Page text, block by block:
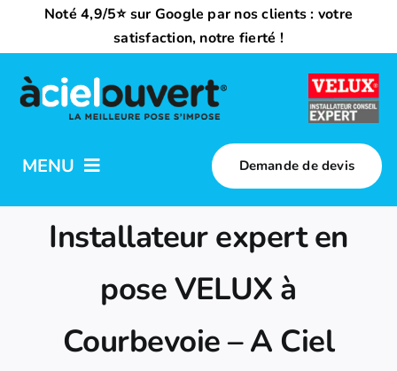
contenu
Noté 4,9/5⭐ sur Google par nos clients : votre
satisfaction, notre fierté !
MENU
Trouvez votre installateur
Demande de devis
Installateur expert en
pose VELUX à
Courbevoie – A Ciel